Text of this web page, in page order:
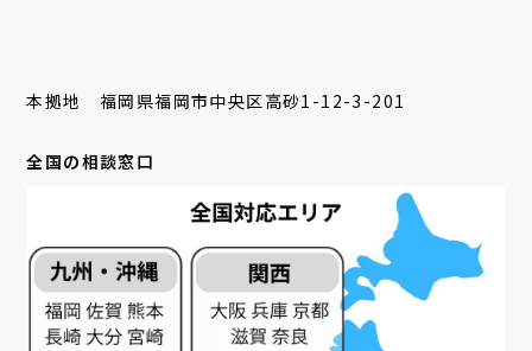
本拠地 福岡県福岡市中央区高砂1-12-3-201
全国の相談窓口